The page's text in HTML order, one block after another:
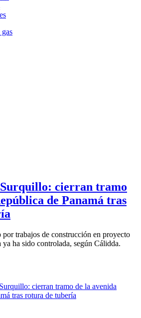
Surquillo: cierran tramo
de Panamá tras
trabajos de construcción en proyecto
ha sido controlada, según Cálidda.